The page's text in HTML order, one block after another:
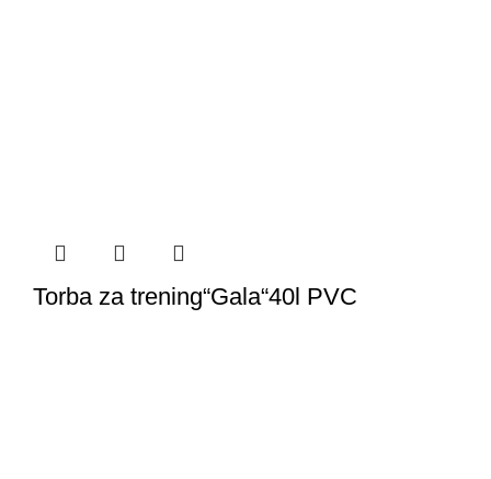
Torba za trening“Gala“40l PVC